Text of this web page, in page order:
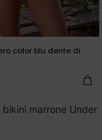
color blu dente di